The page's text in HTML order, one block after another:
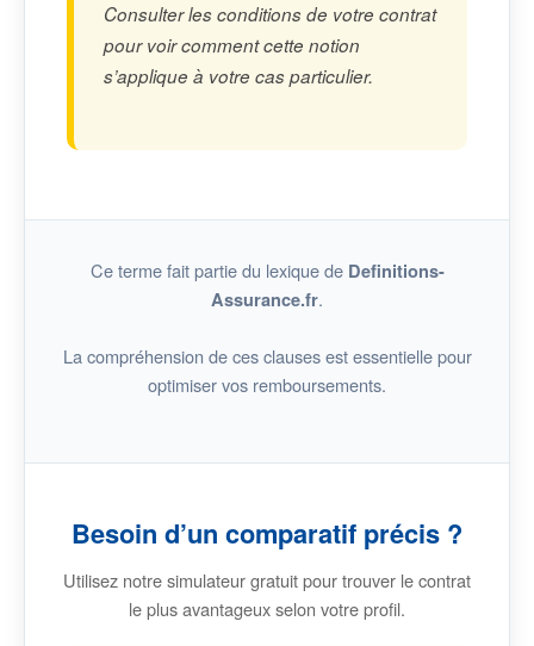
Consulter les conditions de votre contrat
pour voir comment cette notion
s’applique à votre cas particulier.
Ce terme fait partie du lexique de Definitions-
Assurance.fr.
La compréhension de ces clauses est essentielle pour
optimiser vos remboursements.
Besoin d’un comparatif précis ?
Utilisez notre simulateur gratuit pour trouver le contrat
le plus avantageux selon votre profil.